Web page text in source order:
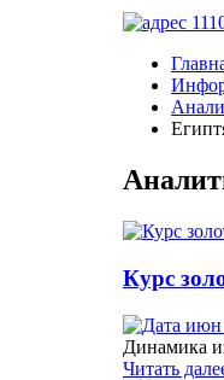
Курс
июн
Динамика
Читать